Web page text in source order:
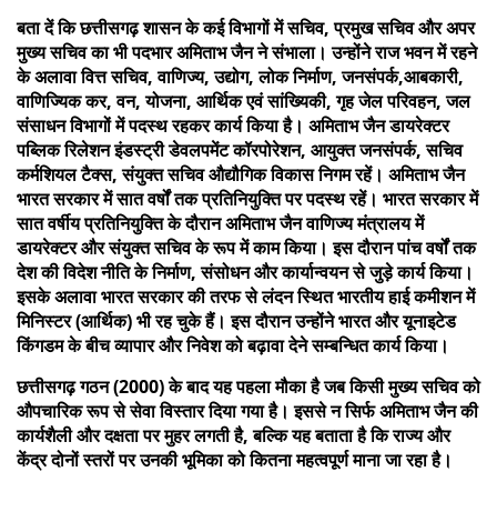
बता दें कि छत्तीसगढ़ शासन के कई विभागों में सचिव, प्रमुख सचिव और अपर
मुख्य सचिव का भी पदभार अमिताभ जैन ने संभाला। उन्होंने राज भवन में रहने
के अलावा वित्त सचिव, वाणिज्य, उद्योग, लोक निर्माण, जनसंपर्क,आबकारी,
वाणिज्यिक कर, वन, योजना, आर्थिक एवं सांख्यिकी, गृह जेल परिवहन, जल
संसाधन विभागों में पदस्थ रहकर कार्य किया है। अमिताभ जैन डायरेक्टर
पब्लिक रिलेशन इंडस्ट्री डेवलपमेंट कॉरपोरेशन, आयुक्त जनसंपर्क, सचिव
कर्मशियल टैक्स, संयुक्त सचिव औद्यौगिक विकास निगम रहें। अमिताभ जैन
भारत सरकार में सात वर्षों तक प्रतिनियुक्ति पर पदस्थ रहें। भारत सरकार में
सात वर्षीय प्रतिनियुक्ति के दौरान अमिताभ जैन वाणिज्य मंत्रालय में
डायरेक्टर और संयुक्त सचिव के रूप में काम किया। इस दौरान पांच वर्षों तक
देश की विदेश नीति के निर्माण, संसोधन और कार्यान्वयन से जुड़े कार्य किया।
इसके अलावा भारत सरकार की तरफ से लंदन स्थित भारतीय हाई कमीशन में
मिनिस्टर (आर्थिक) भी रह चुके हैं। इस दौरान उन्होंने भारत और यूनाइटेड
किंगडम के बीच व्यापार और निवेश को बढ़ावा देने सम्बन्धित कार्य किया।
छत्तीसगढ़ गठन (2000) के बाद यह पहला मौका है जब किसी मुख्य सचिव को
औपचारिक रूप से सेवा विस्तार दिया गया है। इससे न सिर्फ अमिताभ जैन की
कार्यशैली और दक्षता पर मुहर लगती है, बल्कि यह बताता है कि राज्य और
केंद्र दोनों स्तरों पर उनकी भूमिका को कितना महत्वपूर्ण माना जा रहा है।